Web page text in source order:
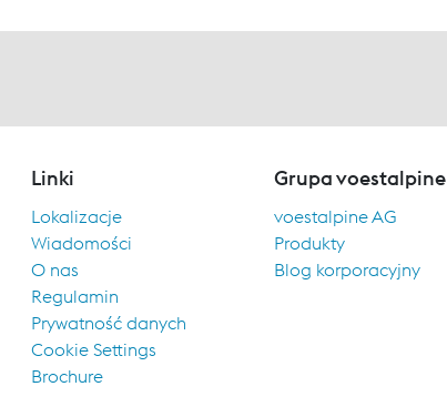
Linki
Lokalizacje
Wiadomości
O nas
Regulamin
Prywatność danych
Cookie Settings
Brochure
Grupa voestalpine
voestalpine AG
Produkty
Blog korporacyjny